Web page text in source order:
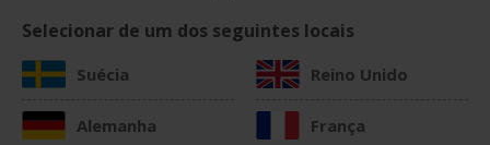
Selecionar de um dos seguintes locais
Suécia Reino Unido
Alemanha França